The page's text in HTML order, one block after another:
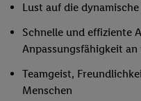
Lust auf die
Schnelle und effiziente
Anpassungsfähigkeit
Teamgeist,
Menschen